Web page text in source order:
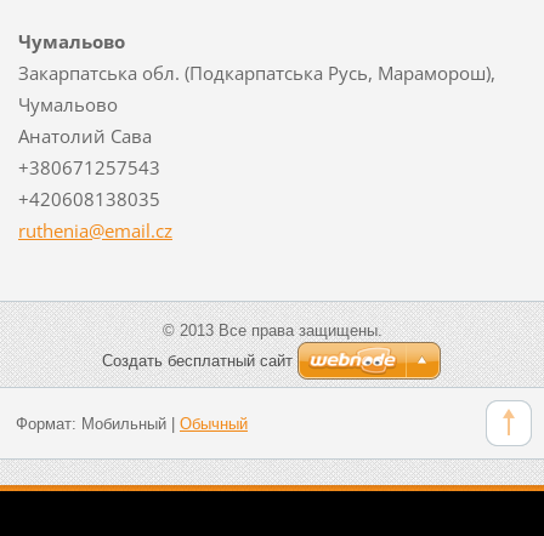
Чумальово
Закарпатська обл. (Подкарпатська Русь, Мараморош),
Чумальово
Анатолий Сава
+380671257543
+420608138035
ruthenia@email.cz
© 2013 Все права защищены.
Создать бесплатный сайт
Формат: Мобильный| Обычный